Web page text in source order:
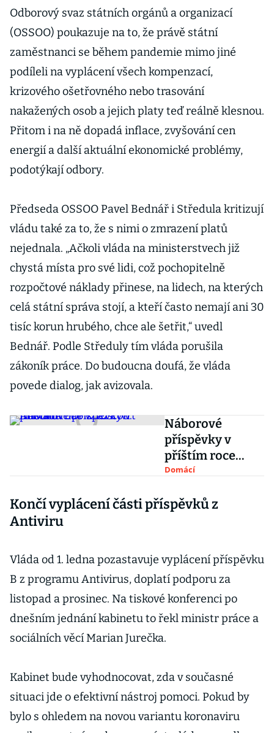
Odborový svaz státních orgánů a organizací
(OSSOO) poukazuje na to, že právě státní
zaměstnanci se během pandemie mimo jiné
podíleli na vyplácení všech kompenzací,
krizového ošetřovného nebo trasování
nakažených osob a jejich platy teď reálně klesnou.
Přitom i na ně dopadá inflace, zvyšování cen
energií a další aktuální ekonomické problémy,
podotýkají odbory.
Předseda OSSOO Pavel Bednář i Středula kritizují
vládu také za to, že s nimi o zmrazení platů
nejednala. „Ačkoli vláda na ministerstvech již
chystá místa pro své lidi, což pochopitelně
rozpočtové náklady přinese, na lidech, na kterých
celá státní správa stojí, a kteří často nemají ani 30
tisíc korun hrubého, chce ale šetřit,“ uvedl
Bednář. Podle Středuly tím vláda porušila
zákoník práce. Do budoucna doufá, že vláda
povede dialog, jak avizovala.
Náborové
příspěvky v
příštím roce
vzrostou.
až čtvrt milionu
Domácí
Končí vyplácení části příspěvků z
Antiviru
Vláda od 1. ledna pozastavuje vyplácení příspěvku
B z programu Antivirus, doplatí podporu za
listopad a prosinec. Na tiskové konferenci po
dnešním jednání kabinetu to řekl ministr práce a
sociálních věcí Marian Jurečka.
Kabinet bude vyhodnocovat, zda v současné
situaci jde o efektivní nástroj pomoci. Pokud by
bylo s ohledem na novou variantu koronaviru